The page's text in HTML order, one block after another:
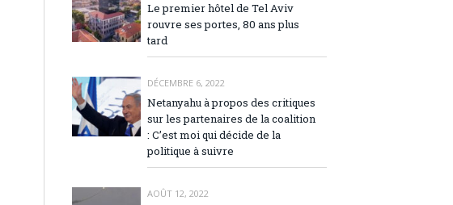
Le premier hôtel de Tel Aviv
rouvre ses portes, 80 ans plus
tard
DÉCEMBRE 6, 2022
Netanyahu à propos des critiques
sur les partenaires de la coalition
: C’est moi qui décide de la
politique à suivre
AOÛT 12, 2022